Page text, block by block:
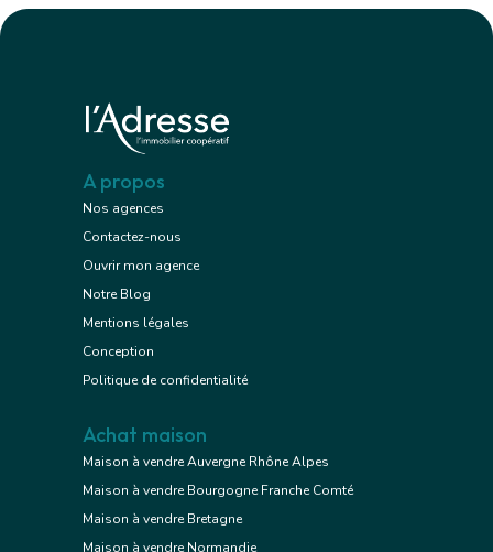
A propos
Nos agences
Contactez-nous
Ouvrir mon agence
Notre Blog
Mentions légales
Conception
Politique de confidentialité
Achat maison
Maison à vendre Auvergne Rhône Alpes
Maison à vendre Bourgogne Franche Comté
Maison à vendre Bretagne
Maison à vendre Normandie